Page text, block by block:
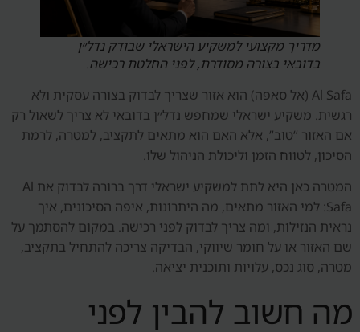
מדריך מקצועי למשקיע הישראלי שבודק נדל״ן
בדובאי בצורה מסודרת, לפני החלטת רכישה.
Al Safa (אל סאפה) הוא אזור שצריך לבדוק בצורה עסקית ולא
רגשית. משקיע ישראלי שמחפש נדל״ן בדובאי לא צריך לשאול רק
אם האזור “טוב”, אלא האם הוא מתאים לתקציב, למטרה, לרמת
הסיכון, לטווח הזמן וליכולת הניהול שלו.
המטרה כאן היא לתת למשקיע ישראלי דרך ברורה לבדוק את Al
Safa: למי האזור מתאים, מה היתרונות, איפה הסיכונים, איך
נראית הנזילות, ומה צריך לבדוק לפני רכישה. במקום להסתמך על
שם האזור או על חומר שיווקי, הבדיקה צריכה להתחיל בתקציב,
מטרה, סוג נכס, עלויות ותוכנית יציאה.
מה חשוב להבין לפני